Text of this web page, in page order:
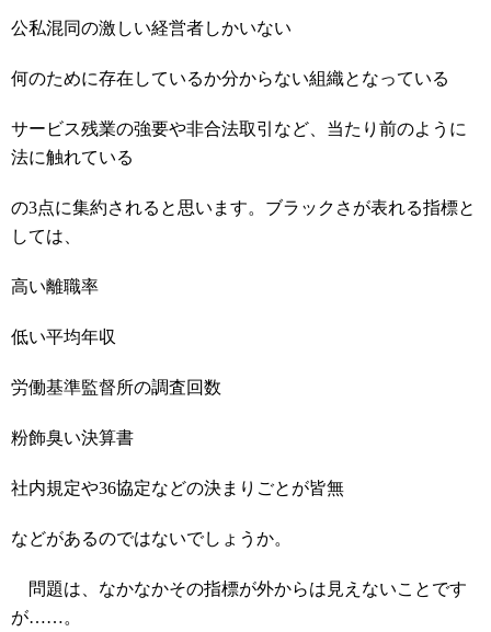
公私混同の激しい経営者しかいない
何のために存在しているか分からない組織となっている
サービス残業の強要や非合法取引など、当たり前のように
法に触れている
の3点に集約されると思います。ブラックさが表れる指標と
しては、
高い離職率
低い平均年収
労働基準監督所の調査回数
粉飾臭い決算書
社内規定や36協定などの決まりごとが皆無
などがあるのではないでしょうか。
問題は、なかなかその指標が外からは見えないことです
が……。